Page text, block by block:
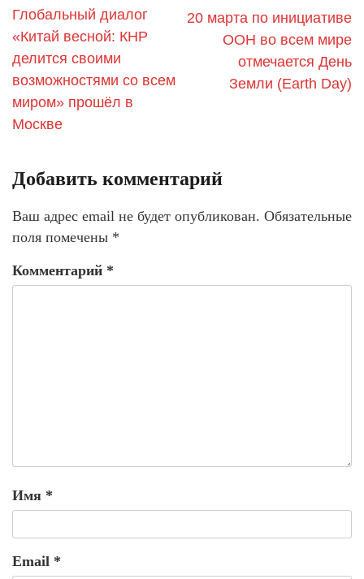
Глобальный диалог
«Китай весной: КНР
делится своими
возможностями со всем
миром» прошёл в
Москве
20 марта по инициативе
ООН во всем мире
отмечается День
Земли (Earth Day)
Добавить комментарий
Ваш адрес email не будет опубликован. Обязательные
поля помечены *
Комментарий *
Имя *
Email *